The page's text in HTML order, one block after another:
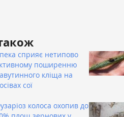
сприяє нетипово
поширенню
кліща на
сої
колоса охопив до